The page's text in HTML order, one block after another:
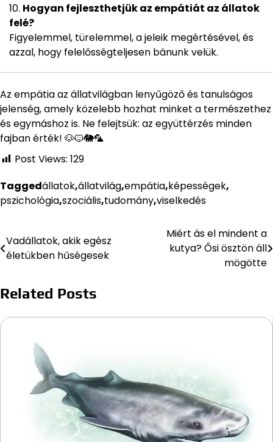
Hogyan fejleszthetjük az empátiát az állatok
felé?
Figyelemmel, türelemmel, a jeleik megértésével, és
azzal, hogy felelősségteljesen bánunk velük.
Az empátia az állatvilágban lenyűgöző és tanulságos
jelenség, amely közelebb hozhat minket a természethez
és egymáshoz is. Ne felejtsük: az együttérzés minden
fajban érték! 🐶🐱🐘🦜
Post Views: 129
Taggedállatok,állatvilág,empátia,képességek,
pszichológia,szociális,tudomány,viselkedés
Bejegyzés
navigáció
Vadállatok, akik egész
életükben hűségesek
Miért ás el mindent a
kutya? Ősi ösztön áll
mögötte
Related Posts